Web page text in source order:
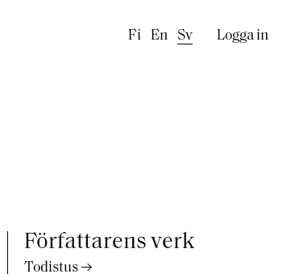
Fi En Sv Logga in
Författarens verk
Todistus